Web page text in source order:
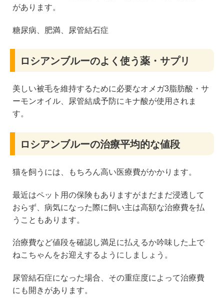
があります。
糖尿病、肥満、尿管結石症
ロシアンブルーのよく使う薬・サプリ
美しい被毛を維持するために必要なオメガ3脂肪酸・サ
ーモンオイル、尿管結成予防にキナ酸が使用されま
す。
ロシアンブルーの治療平均的な値段
猫を飼うには、もちろん高い医療費がかかります。
最近はペット用の保険もありますがまだまだ浸透して
おらず、病気になった際に飼い主は高額な治療費を払
うこともあります。
治療費など値段を確認し満足に払えるか吟味した上で
ねこちゃんをお迎えするようにしましょう。
尿管結石症になった場合、その重症度によって治療費
にも開きがあります。